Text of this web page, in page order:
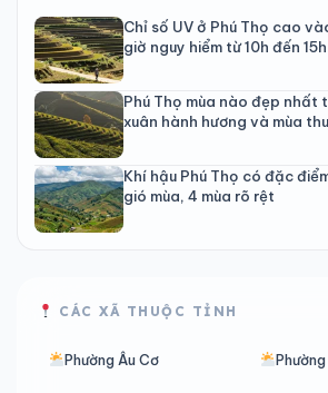
Chỉ số UV ở Phú Thọ cao
giờ nguy hiểm từ 10h đến 15h
Phú Thọ mùa nào đẹp nhất
xuân hành hương và mùa
Khí hậu Phú Thọ có đặc
gió mùa, 4 mùa rõ rệt
CÁC XÃ THUỘC TỈNH
Phường Âu Cơ